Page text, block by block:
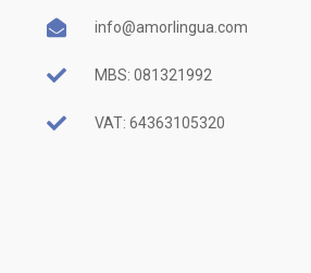
info@amorlingua.com
MBS: 081321992
VAT: 64363105320